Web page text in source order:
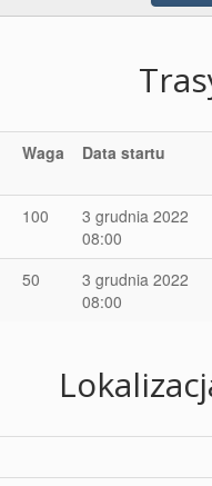
Waga Data startu
100
3 grudnia 2022
08:00
50
3 grudnia 2022
08:00